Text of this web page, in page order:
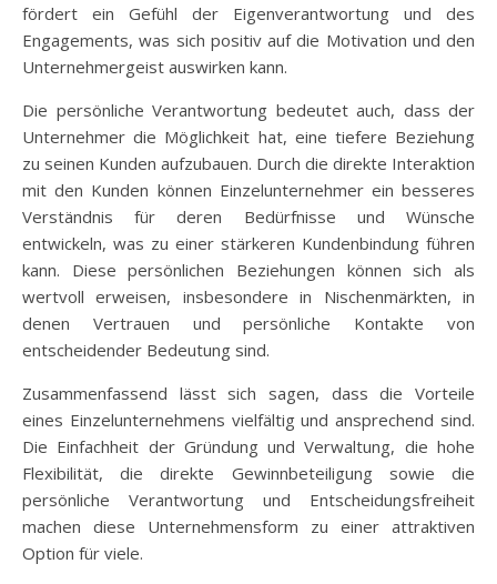
fördert ein Gefühl der Eigenverantwortung und des
Engagements, was sich positiv auf die Motivation und den
Unternehmergeist auswirken kann.
Die persönliche Verantwortung bedeutet auch, dass der
Unternehmer die Möglichkeit hat, eine tiefere Beziehung
zu seinen Kunden aufzubauen. Durch die direkte Interaktion
mit den Kunden können Einzelunternehmer ein besseres
Verständnis für deren Bedürfnisse und Wünsche
entwickeln, was zu einer stärkeren Kundenbindung führen
kann. Diese persönlichen Beziehungen können sich als
wertvoll erweisen, insbesondere in Nischenmärkten, in
denen Vertrauen und persönliche Kontakte von
entscheidender Bedeutung sind.
Zusammenfassend lässt sich sagen, dass die Vorteile
eines Einzelunternehmens vielfältig und ansprechend sind.
Die Einfachheit der Gründung und Verwaltung, die hohe
Flexibilität, die direkte Gewinnbeteiligung sowie die
persönliche Verantwortung und Entscheidungsfreiheit
machen diese Unternehmensform zu einer attraktiven
Option für viele.